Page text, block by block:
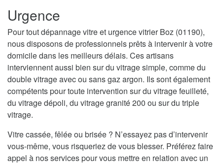
Urgence
Pour tout dépannage vitre et urgence vitrier Boz (01190),
nous disposons de professionnels prêts à intervenir à votre
domicile dans les meilleurs délais. Ces artisans
interviennent aussi bien sur du vitrage simple, comme du
double vitrage avec ou sans gaz argon. Ils sont également
compétents pour toute intervention sur du vitrage feuilleté,
du vitrage dépoli, du vitrage granité 200 ou sur du triple
vitrage.
Vitre cassée, fêlée ou brisée ? N’essayez pas d’intervenir
vous-même, vous risqueriez de vous blesser. Préférez faire
appel à nos services pour vous mettre en relation avec un